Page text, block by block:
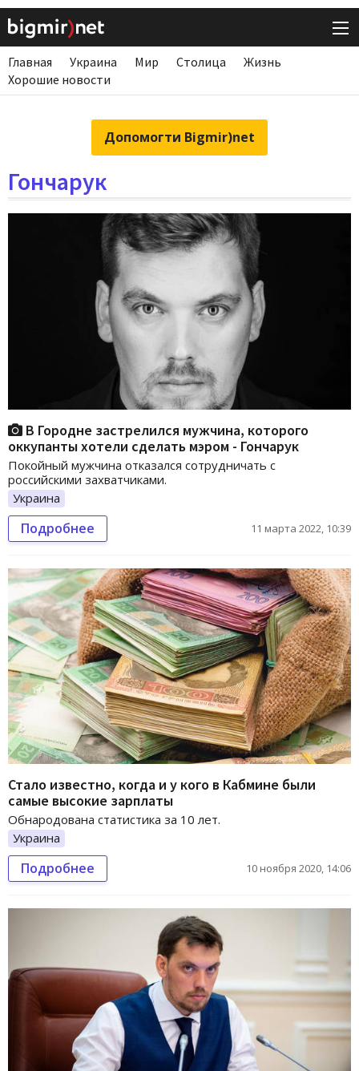
Главная Украина Мир Столица
Жизнь
Хорошие новости
Допомогти Bigmir)net
Гончарук
В Городне застрелился мужчина, которого
оккупанты хотели сделать мэром - Гончарук
Покойный мужчина отказался сотрудничать с
российскими захватчиками.
Украина
Подробнее 11 марта 2022, 10:39
Стало известно, когда и у кого в Кабмине были
самые высокие зарплаты
Обнародована статистика за 10 лет.
Украина
Подробнее 10 ноября 2020, 14:06